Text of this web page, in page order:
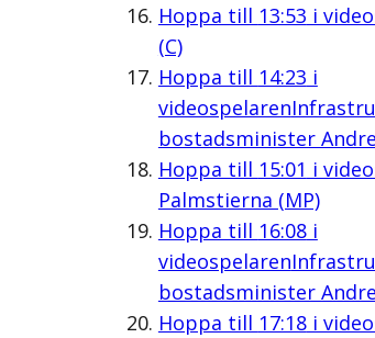
Hoppa till 13:53 i
(C)
Hoppa till 14:23 i
videospelaren
bostadsminister
Hoppa till 15:01 i
Palmstierna (MP)
Hoppa till 16:08i
videospelaren
bostadsminister
Hoppa till 17:18i